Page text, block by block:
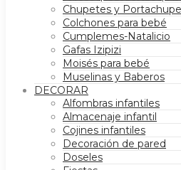
Chupetes y
Colchones para bebé
Cumplemes-Natalicio
Gafas Izipizi
Moisés para bebé
Muselinas y Baberos
DECORAR
Alfombras infantiles
Almacenaje infantil
Cojines infantiles
Decoración de pared
Doseles